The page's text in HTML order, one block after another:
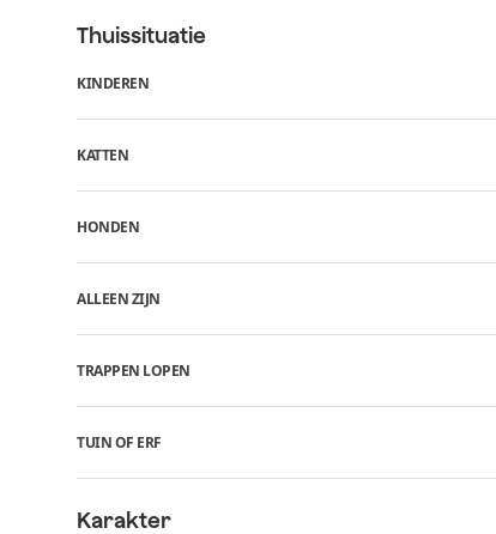
Thuissituatie
KINDEREN
KATTEN
HONDEN
ALLEEN ZIJN
TRAPPEN LOPEN
TUIN OF ERF
Karakter